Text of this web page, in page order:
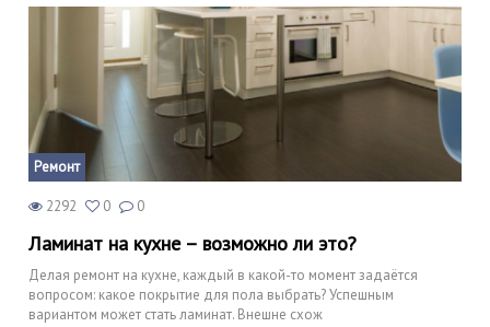
Ремонт
2292 0 0
Ламинат на кухне – возможно ли это?
Делая ремонт на кухне, каждый в какой-то момент задаётся
вопросом: какое покрытие для пола выбрать? Успешным
вариантом может стать ламинат. Внешне схож